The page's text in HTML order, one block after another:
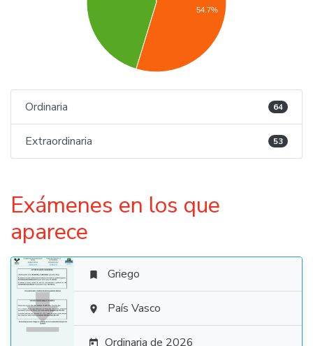
54.7%
Ordinaria 64
Extraordinaria 53
Exámenes en los que
aparece

 Griego
 País Vasco
 Ordinaria de 2026